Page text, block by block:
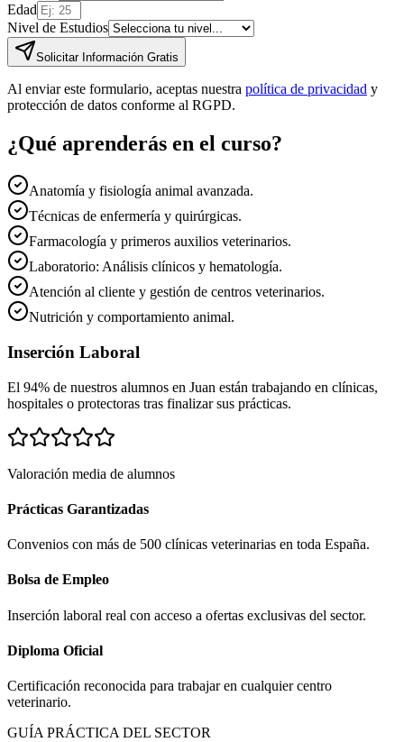
Edad
Nivel de Estudios
Solicitar Información Gratis
Al enviar este formulario, aceptas nuestra política de privacidad y
protección de datos conforme al RGPD.
¿Qué aprenderás en el curso?
Anatomía y fisiología animal avanzada.
Técnicas de enfermería y quirúrgicas.
Farmacología y primeros auxilios veterinarios.
Laboratorio: Análisis clínicos y hematología.
Atención al cliente y gestión de centros veterinarios.
Nutrición y comportamiento animal.
Inserción Laboral
El 94% de nuestros alumnos en Juan están trabajando en clínicas,
hospitales o protectoras tras finalizar sus prácticas.
Valoración media de alumnos
Prácticas Garantizadas
Convenios con más de 500 clínicas veterinarias en toda España.
Bolsa de Empleo
Inserción laboral real con acceso a ofertas exclusivas del sector.
Diploma Oficial
Certificación reconocida para trabajar en cualquier centro
veterinario.
GUÍA PRÁCTICA DEL SECTOR